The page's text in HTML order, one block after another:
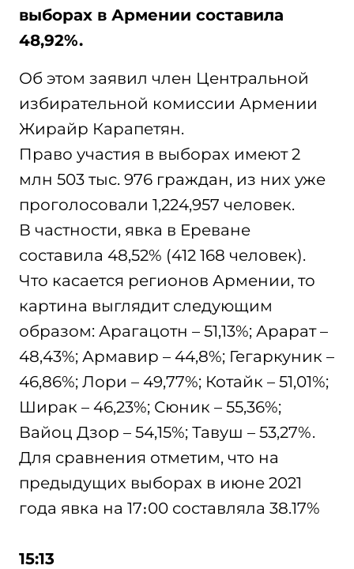
выборах в Армении составила
48,92%.
Об этом заявил член Центральной
избирательной комиссии Армении
Жирайр Карапетян.
Право участия в выборах имеют 2
млн 503 тыс. 976 граждан, из них уже
проголосовали 1,224,957 человек.
В частности, явка в Ереване
составила 48,52% (412 168 человек).
Что касается регионов Армении, то
картина выглядит следующим
образом: Арагацотн – 51,13%; Арарат –
48,43%; Армавир – 44,8%; Гегаркуник –
46,86%; Лори – 49,77%; Котайк – 51,01%;
Ширак – 46,23%; Сюник – 55,36%;
Вайоц Дзор – 54,15%; Тавуш – 53,27%.
Для сравнения отметим, что на
предыдущих выборах в июне 2021
года явка на 17։00 составляла 38.17%
15:13